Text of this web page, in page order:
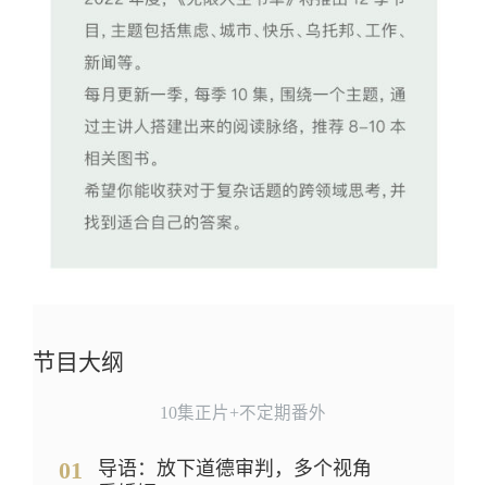
节目大纲
10集正片+不定期番外
01
导语：放下道德审判，多个视角